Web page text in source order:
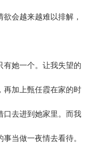
会越来越难以排解，
她一个。让我失望的
再加上甄任霞在家的时
口去进到她家里。而我
当做一夜情去看待。